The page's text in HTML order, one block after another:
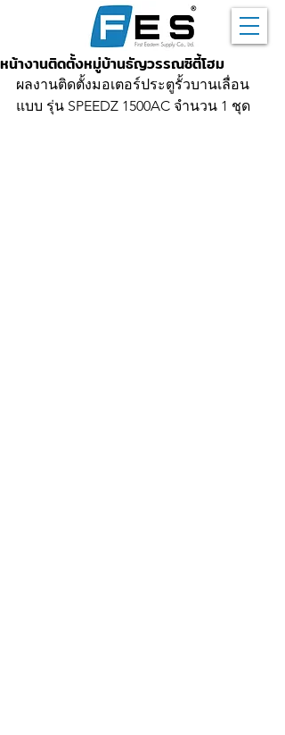
หน้างานติดตั้งหมู่บ้านธัญวรรณซิตี้โฮม
ผลงานติดตั้งมอเตอร์ประตูรั้วบานเลื่อน
แบบ รุ่น SPEEDZ 1500AC จำนวน 1 ชุด